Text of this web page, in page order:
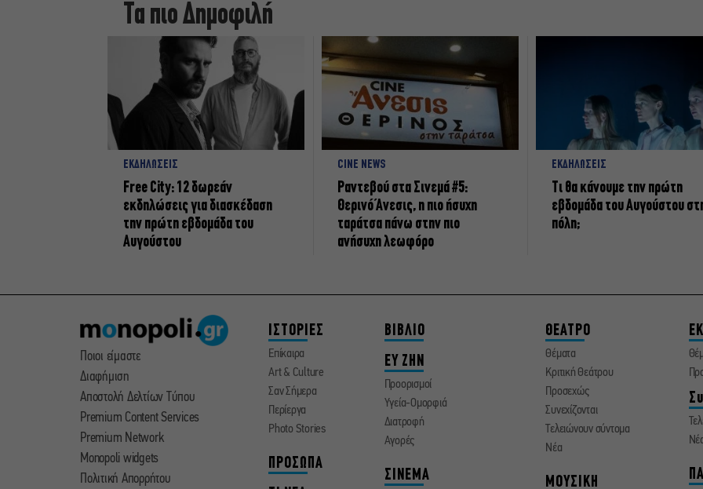
Τα πιο Δημοφιλή
ΕΚΔΗΛΩΣΕΙΣ
Free City: 12 δωρεάν
εκδηλώσεις για διασκέδαση
την πρώτη εβδομάδα του
Αυγούστου
CINE NEWS
Ραντεβού στα Σινεμά #5:
Θερινό Άνεσις, η πιο ήσυχη
ταράτσα πάνω στην πιο
ανήσυχη λεωφόρο
ΕΚΔΗΛΩΣΕΙΣ
Τι θα κάνουμε την πρώτη
εβδομάδα του Αυγούστου
πόλη;
Ποιοι είμαστε
Διαφήμιση
Αποστολή Δελτίων Τύπου
Premium Content Services
Premium Network
Monopoli widgets
Πολιτική Απορρήτου
ΙΣΤΟΡΙΕΣ
Επίκαιρα
Art & Culture
Σαν Σήμερα
Περίεργα
Photo Stories
ΠΡΟΣΩΠΑ
ΒΙΒΛΙΟ
ΕΥ ΖΗΝ
Προορισμοί
Υγεία-Ομορφιά
Διατροφή
Αγορές
ΣΙΝΕΜΑ
ΘΕΑΤΡΟ
Θέματα
Κριτική Θεάτρου
Προσεχώς
Συνεχίζονται
Τελειώνουν σύντομα
Νέα
ΜΟΥΣΙΚΗ